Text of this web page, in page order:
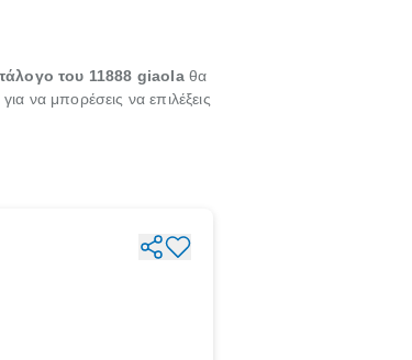
του 11888 giaolaθα
να μπορέσεις να επιλέξεις